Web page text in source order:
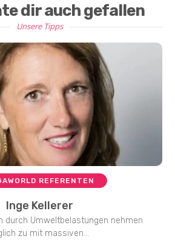
dir auch gefallen
Unsere Tipps
REFERENTEN
Inge Kellerer
durch Umweltbelastungen nehmen
zu mit massiven...